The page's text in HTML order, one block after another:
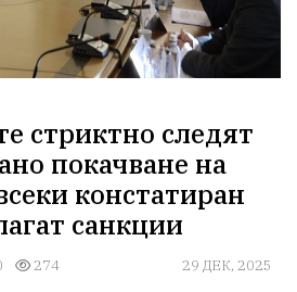
стриктно следят
покачване на
констатиран
санкции
274 29 ДЕК, 2025